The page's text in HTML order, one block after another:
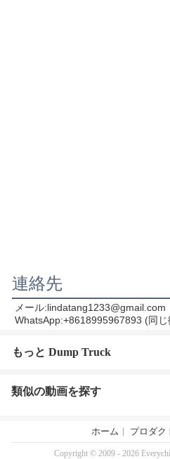
連絡先
メール:lindatang1233@gmail.com
WhatsApp:+8618995967893 (同じ
もっと Dump Truck
類似の動画を探す
ホーム プロダク
Copyright © 2009 - 2026